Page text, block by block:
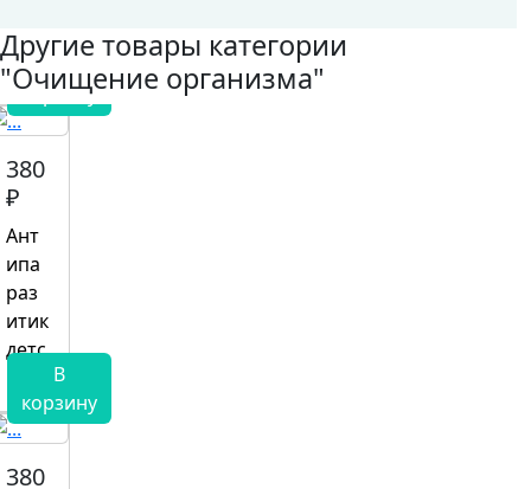
Другие товары категории
"Очищение организма"
корзину
380
₽
Ант
ипа
раз
итик
детс
В
корзину
380